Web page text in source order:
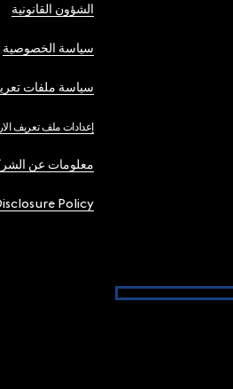
الشؤون القانونية
سياسة الخصوصية
سياسة ملفات
إعدادات ملف تعريف
معلومات عن
Policy